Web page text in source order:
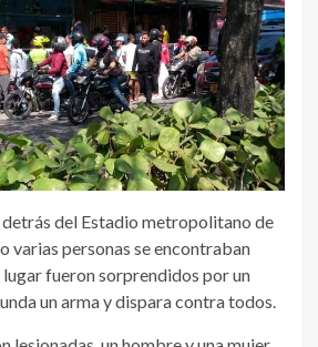
detrás del Estadio metropolitano de
varias personas se encontraban
fueron sorprendidos por un
un arma y dispara contra todos.